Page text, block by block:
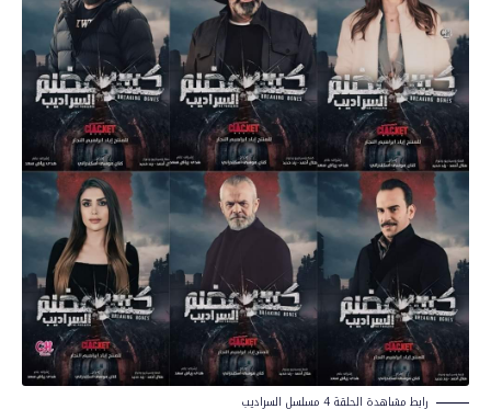
رابط مشاهدة الحلقة 4 مسلسل السراديب